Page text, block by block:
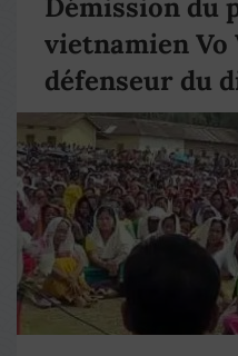
Démission du
vietnamien Vo
défenseur du
pape François